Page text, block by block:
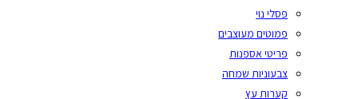
פסלי נוי
פמוטים מעוצבים
פריטי אספנות
צבעוניות שמחה
קערות עץ